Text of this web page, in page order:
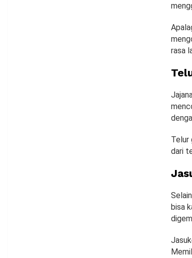
rasa
Telur
dari
bisa